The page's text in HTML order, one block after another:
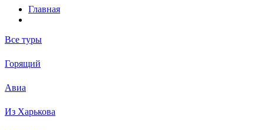
Главная
Все туры
Горящий
Авиа
Из Харькова